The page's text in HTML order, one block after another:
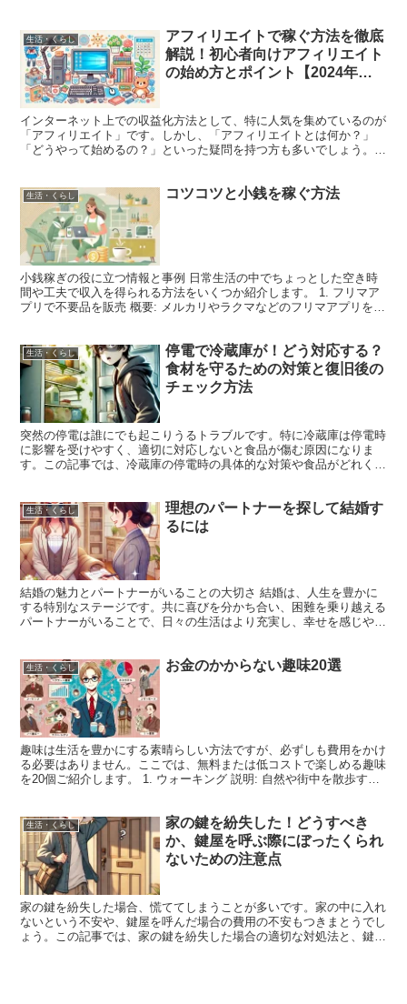
生活・くらし
アフィリエイトで稼ぐ方法を徹底
解説！初心者向けアフィリエイト
の始め方とポイント【2024年
インターネット上での収益化方法として、特に人気を集めているのが
「アフィリエイト」です。しかし、「アフィリエイトとは何か？」
「どうやって始めるの？」といった疑問を持つ方も多いでしょう。こ
生活・くらし コツコツと小銭を稼ぐ方法
小銭稼ぎの役に立つ情報と事例 日常生活の中でちょっとした空き時
間や工夫で収入を得られる方法をいくつか紹介します。 1. フリマア
プリで不要品を販売 概要: メルカリやラクマなどのフリマアプリを活
生活・くらし
停電で冷蔵庫が！どう対応する？
食材を守るための対策と復旧後の
チェック方法
突然の停電は誰にでも起こりうるトラブルです。特に冷蔵庫は停電時
に影響を受けやすく、適切に対応しないと食品が傷む原因になりま
す。この記事では、冷蔵庫の停電時の具体的な対策や食品がどれくら
生活・くらし
理想のパートナーを探して結婚す
るには
結婚の魅力とパートナーがいることの大切さ 結婚は、人生を豊かに
する特別なステージです。共に喜びを分かち合い、困難を乗り越える
パートナーがいることで、日々の生活はより充実し、幸せを感じやす
生活・くらし お金のかからない趣味20選
趣味は生活を豊かにする素晴らしい方法ですが、必ずしも費用をかけ
る必要はありません。ここでは、無料または低コストで楽しめる趣味
を20個ご紹介します。 1. ウォーキング 説明: 自然や街中を散歩する
生活・くらし
家の鍵を紛失した！どうすべき
か、鍵屋を呼ぶ際にぼったくられ
ないための注意点
家の鍵を紛失した場合、慌ててしまうことが多いです。家の中に入れ
ないという不安や、鍵屋を呼んだ場合の費用の不安もつきまとうでし
ょう。この記事では、家の鍵を紛失した場合の適切な対処法と、鍵屋